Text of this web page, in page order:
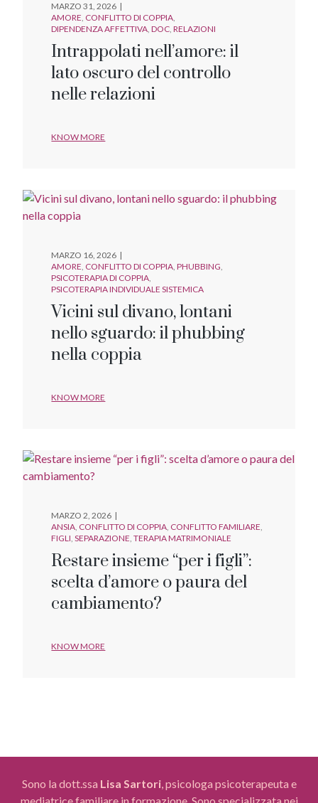
MARZO 31, 2026
AMORE CONFLITTO DI COPPIA
DIPENDENZA AFFETTIVA DOC RELAZIONI
Intrappolati nell’amore: il
lato oscuro del controllo
nelle relazioni
KNOW MORE
MARZO 16, 2026
AMORE CONFLITTO DI COPPIA PHUBBING
PSICOTERAPIA DI COPPIA
PSICOTERAPIA INDIVIDUALE SISTEMICA
Vicini sul divano, lontani
nello sguardo: il phubbing
nella coppia
KNOW MORE
MARZO 2, 2026
ANSIA CONFLITTO DI COPPIA CONFLITTO FAMILIARE
FIGLI SEPARAZIONE TERAPIA MATRIMONIALE
Restare insieme “per i figli”:
scelta d’amore o paura del
cambiamento?
KNOW MORE
Sono la dott.ssa Lisa Sartori, psicologa psicoterapeuta e